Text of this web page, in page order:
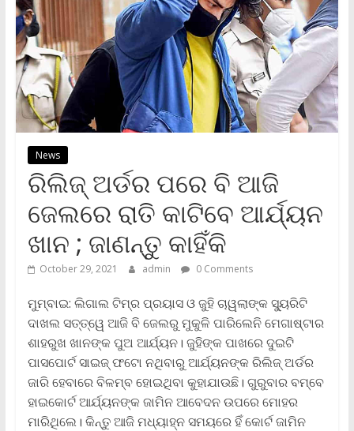
News
ରିଲିଜ୍‌ ଅର୍ଡର ପରେ ବି ଆଜି
ଜେଲରେ ରାତି କାଟିବେ ଆର୍ଯ୍ୟନ
ଖାନ ; ଜାଣନ୍ତୁ କାହିଁକି
October 29, 2021 admin 0 Comments
ମୁମ୍ବାଇ: ଲିଗାଲ ଟିମ୍‌ର ପ୍ରୟାସ ଓ ଜୁହି ଚାୱଲାଙ୍କ ସ୍ୟୁରିଟି
ଦାଖଲ ସତ୍ତ୍ୱେ ଆଜି ବି ଜେଲରୁ ମୁକୁଳି ପାରିଲେନି ମେଗାଷ୍ଟାର
ଶାହରୁଖ ଖାନଙ୍କ ପୁଅ ଆର୍ଯ୍ୟନ। ଜୁହିଙ୍କ ପାଖରେ ଦୁଇଟି
ପାସପୋର୍ଟ ସାଇଜ୍‌ ଫଟୋ ନଥିବାରୁ ଆର୍ଯ୍ୟନଙ୍କ ରିଲିଜ୍‌ ଅର୍ଡର
ଜାରି ହେବାରେ ବିଳମ୍ବ ହୋଇଥିବା କୁହାଯାଉଛି। ଗୁରୁବାର ବମ୍ବେ
ହାଇକୋର୍ଟ ଆର୍ଯ୍ୟନଙ୍କ ଜାମିନ ଆବେଦନ ଉପରେ ମୋହର
ମାରିଥିଲେ। କିନ୍ତୁ ଆଜି ମଧ୍ୟାହ୍ନ ସମୟରେ ହିଁ କୋର୍ଟ ଜାମିନ